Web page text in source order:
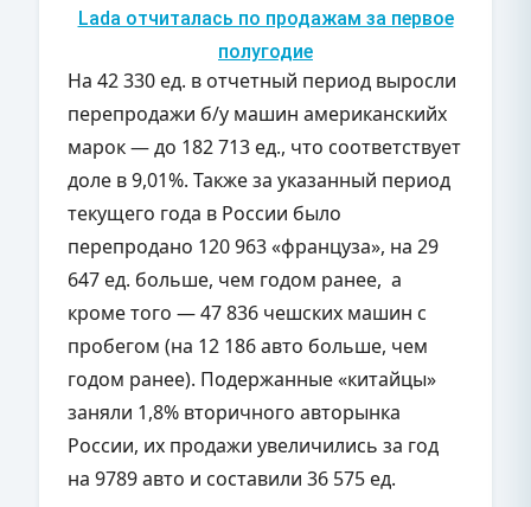
Lada отчиталась по продажам за первое
полугодие
На 42 330 ед. в отчетный период выросли
перепродажи б/у машин американскийх
марок — до 182 713 ед., что соответствует
доле в 9,01%. Также за указанный период
текущего года в России было
перепродано 120 963 «француза», на 29
647 ед. больше, чем годом ранее, а
кроме того — 47 836 чешских машин с
пробегом (на 12 186 авто больше, чем
годом ранее). Подержанные «китайцы»
заняли 1,8% вторичного авторынка
России, их продажи увеличились за год
на 9789 авто и составили 36 575 ед.